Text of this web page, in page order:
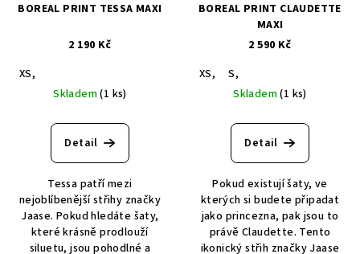
BOREAL PRINT TESSA MAXI
2 190 Kč
XS,
Skladem(1 ks)
Detail
Tessa patří mezi
nejoblíbenější střihy značky
Jaase. Pokud hledáte šaty,
které krásně prodlouží
siluetu, jsou pohodlné a
BOREAL PRINT CLAUDETTE
MAXI
2 590 Kč
XS,
S,
Skladem(1 ks)
Detail
Pokud existují šaty, ve
kterých si budete připadat
jako princezna, pak jsou to
právě Claudette. Tento
ikonický střih značky Jaase